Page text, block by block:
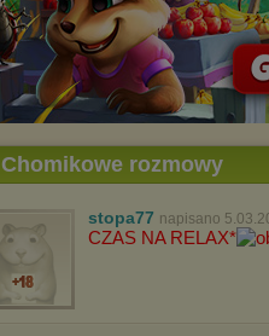
Chomikowe rozmowy
stopa77 napisano
CZAS NA RELAX*